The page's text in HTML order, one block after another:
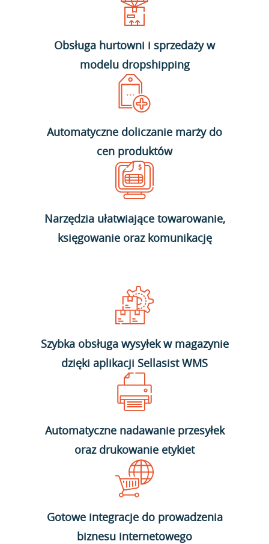
Obsługa hurtowni i sprzedaży w
modelu dropshipping
Automatyczne doliczanie marży do
cen produktów
Narzędzia ułatwiające towarowanie,
księgowanie oraz komunikację
Szybka obsługa wysyłek w magazynie
dzięki aplikacji Sellasist WMS
Automatyczne nadawanie przesyłek
oraz drukowanie etykiet
Gotowe integracje do prowadzenia
biznesu internetowego